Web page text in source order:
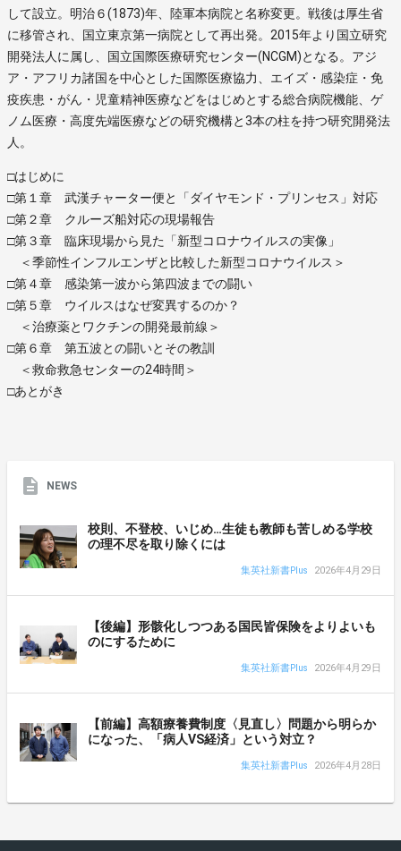
して設立。明治６(1873)年、陸軍本病院と名称変更。戦後は厚生省
に移管され、国立東京第一病院として再出発。2015年より国立研究
開発法人に属し、国立国際医療研究センター(NCGM)となる。アジ
ア・アフリカ諸国を中心とした国際医療協力、エイズ・感染症・免
疫疾患・がん・児童精神医療などをはじめとする総合病院機能、ゲ
ノム医療・高度先端医療などの研究機構と3本の柱を持つ研究開発法
人。
□はじめに
□第１章 武漢チャーター便と「ダイヤモンド・プリンセス」対応
□第２章 クルーズ船対応の現場報告
□第３章 臨床現場から見た「新型コロナウイルスの実像」
＜季節性インフルエンザと比較した新型コロナウイルス＞
□第４章 感染第一波から第四波までの闘い
□第５章 ウイルスはなぜ変異するのか？
＜治療薬とワクチンの開発最前線＞
□第６章 第五波との闘いとその教訓
＜救命救急センターの24時間＞
□あとがき
NEWS
校則、不登校、いじめ…生徒も教師も苦しめる学校
の理不尽を取り除くには
集英社新書Plus 2026年4月29日
【後編】形骸化しつつある国民皆保険をよりよいも
のにするために
集英社新書Plus 2026年4月29日
【前編】高額療養費制度〈見直し〉問題から明らか
になった、「病人VS経済」という対立？
集英社新書Plus 2026年4月28日